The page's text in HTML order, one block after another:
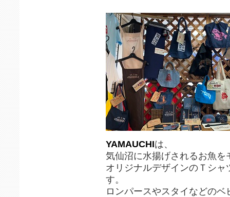
YAMAUCHIは、
気仙沼に水揚げされるお魚を
オリジナルデザインのＴシ
す。
ロンパースやスタイなどのベ